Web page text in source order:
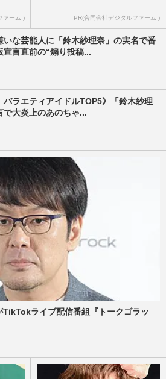
ァーム ) PR(合同会社デジタルファーム )
いな芸能人に「鈴木紗理奈」の実名で番
宣言直前の“煽り投稿...
バラエティアイドルTOP5》「鈴木紗理
で大炎上のあのちゃ...
ライブ配信番組『トークゴラッ